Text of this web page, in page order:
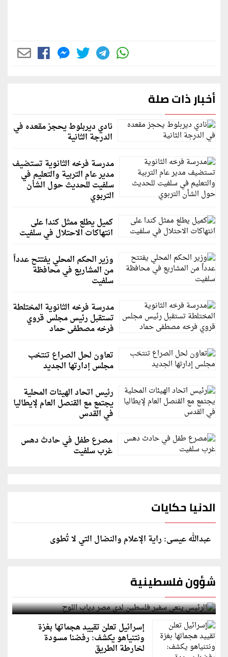
أخبار ذات صلة
نادي ديربلوط يحجز مقعده في
الدرجة الثانية
مدرسة فرخه الثانوية تستضيف
مدير عام التربية والتعليم في
سلفيت للحديث حول الشأن
التربوي
كميل يطلع ممثل كندا على
انتهاكات الاحتلال في سلفيت
وزير الحكم المحلي يفتتح عدداً
من المشاريع في محافظة
سلفيت
مدرسة فرخه الثانوية المختلطة
تستقبل رئيس مجلس قروي
فرخه مصطفى حماد
تعاون لحل الصراع تنتخب
مجلس إدارتها الجديد
رئيس اتحاد الهيئات المحلية
يجتمع مع القنصل العام لإيطاليا
في القدس
مصرع طفل في حادث دهس
غرب سلفيت
الدنيا حكايات
عبدالله عيسى: راية الإعلام والنضال التي لا تُطوى
شؤون فلسطينية
الرئيس ينعى سفير فلسطين لدى مصر دياب اللوح
إسرائيل تعلن تقييد هجماتها بغزة
ونتنياهو يكشف: رفضنا مسودة
لخارطة الطريق